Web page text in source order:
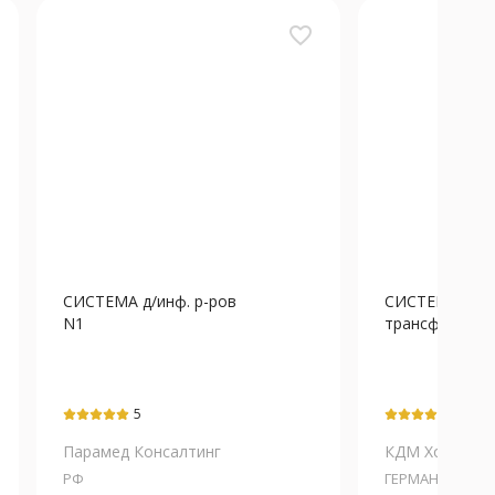
favorite_border
СИСТЕМА д/инф. р-ров
N1
5
Парамед Консалтинг
РФ
СИСТЕМА
КДМ
ГЕРМАНИЯ